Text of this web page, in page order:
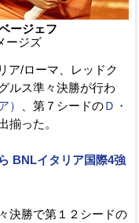
ージェフ
ージズ
ア/ローマ、レッドク
ルス準々決勝が行わ
） 、第７シードのＤ・
揃った。
BNLイタリア国際4強
決勝で第１２シードの